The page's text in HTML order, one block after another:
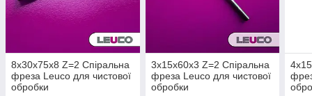
8х30х75х8 Z=2 Спіральна
фреза Leuco для чистової
обробки
3х15х60х3 Z=2 Спіральна
фреза Leuco для чистової
обробки